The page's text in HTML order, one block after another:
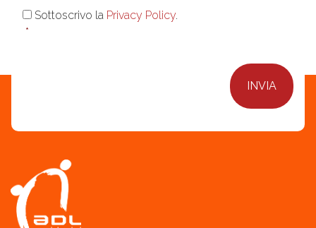
Consenso
Sottoscrivo la Privacy Policy.
*